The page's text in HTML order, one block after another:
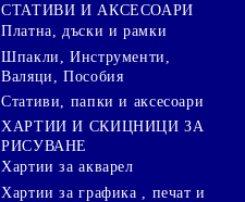
СТАТИВИ И АКСЕСОАРИ
Платна, дъски и рамки
Шпакли, Инструменти,
Валяци, Пособия
Стативи, папки и аксесоари
ХАРТИИ И СКИЦНИЦИ ЗА
РИСУВАНЕ
Хартии за акварел
Хартии за графика , печат и